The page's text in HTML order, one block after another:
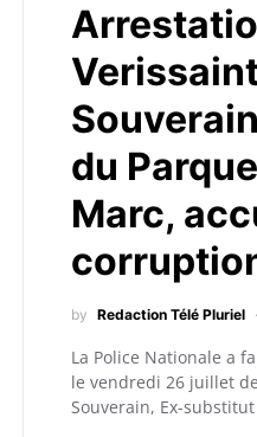
du
Marc,
by Redaction Télé Pluriel
La Police Nationale a
le vendredi 26 juillet
Souverain, Ex-